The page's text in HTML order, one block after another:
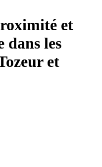
et
dans les
et